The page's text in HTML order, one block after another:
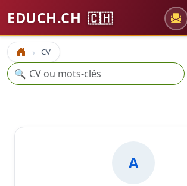
EDUCH.CH 🇨🇭
Accueil CV
Recherche
🔍
A